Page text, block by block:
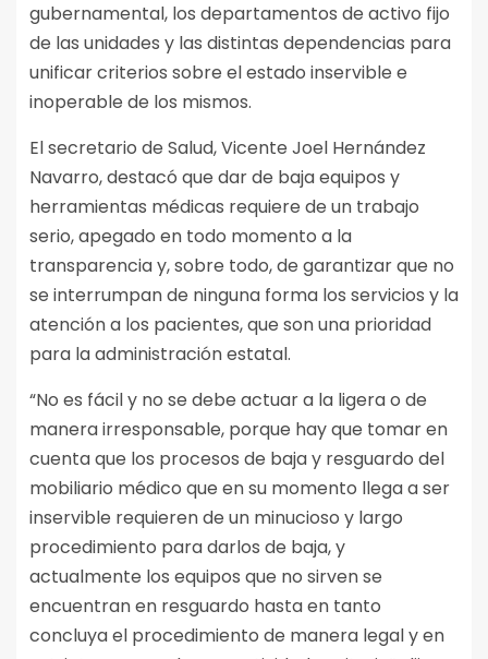
gubernamental, los departamentos de activo fijo
de las unidades y las distintas dependencias para
unificar criterios sobre el estado inservible e
inoperable de los mismos.
El secretario de Salud, Vicente Joel Hernández
Navarro, destacó que dar de baja equipos y
herramientas médicas requiere de un trabajo
serio, apegado en todo momento a la
transparencia y, sobre todo, de garantizar que no
se interrumpan de ninguna forma los servicios y la
atención a los pacientes, que son una prioridad
para la administración estatal.
“No es fácil y no se debe actuar a la ligera o de
manera irresponsable, porque hay que tomar en
cuenta que los procesos de baja y resguardo del
mobiliario médico que en su momento llega a ser
inservible requieren de un minucioso y largo
procedimiento para darlos de baja, y
actualmente los equipos que no sirven se
encuentran en resguardo hasta en tanto
concluya el procedimiento de manera legal y en